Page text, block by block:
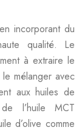
incorporant du
qualité. Le
à extraire le
mélanger avec
aux huiles de
l’huile MCT
d’olive comme